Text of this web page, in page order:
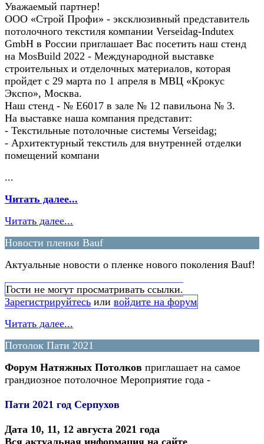
Уважаемый партнер!
ООО «Строй Профи» - эксклюзивный представитель
потолочного текстиля компании Verseidag-Indutex
GmbH в России приглашает Вас посетить наш стенд
на MosBuild 2022 - Международной выставке
строительных и отделочных материалов, которая
пройдет с 29 марта по 1 апреля в МВЦ «Крокус
Экспо», Москва.
Наш стенд - № Е6017 в зале № 12 павильона № 3.
На выставке наша компания представит:
- Текстильные потолочные системы Verseidag;
- Архитектурный текстиль для внутренней отделки
помещений компани
...
Читать далее...
Читать далее...
Новости пленки Bauf
Актуальные новости о пленке нового поколения Bauf!
Гости не могут просматривать ссылки.
Зарегистрируйтесь или войдите на форум
Читать далее...
Потолок Пати 2021
Форум Натяжных Потолков приглашает на самое
грандиозное потолочное Мероприятие года -
Пати 2021 год Серпухов
Дата 10, 11, 12 августа 2021 года
Вся актуальная информация на сайте